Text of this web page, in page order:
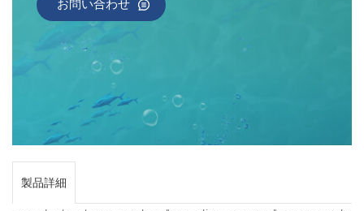
お問い合わせ
製品詳細